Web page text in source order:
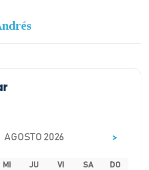
AGOSTO 2026 >
MI JU VI SA
DO